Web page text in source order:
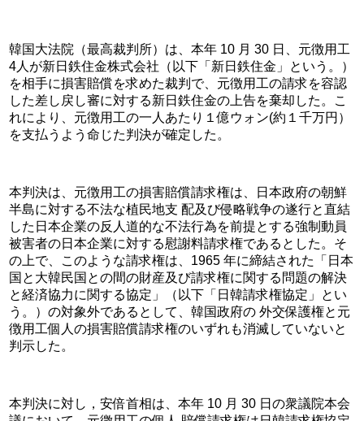
韓国大法院（最高裁判所）は、本年 10 月 30 日、元徴用工
4人が新日鉄住金株式会社（以下「新日鉄住金」という。）
を相手に損害賠償を求めた裁判で、元徴用工の請求を容認
した差し戻し審に対する新日鉄住金の上告を棄却した。こ
れにより、元徴用工の一人あたり１億ウォン(約１千万円）
を支払うよう命じた判決が確定した。
本判決は、元徴用工の損害賠償請求権は、日本政府の朝鮮
半島に対する不法な植民地支 配及び侵略戦争の遂行と直結
した日本企業の反人道的な不法行為を前提とする強制動員
被害者の日本企業に対する慰謝料請求権であるとした。そ
の上で、このような請求権は、1965 年に締結された「日本
国と大韓民国との間の財産及び請求権に関する問題の解決
と経済協力に関する協定」（以下「日韓請求権協定」とい
う。）の対象外であるとして、韓国政府の 外交保護権と元
徴用工個人の損害賠償請求権のいずれも消滅していないと
判示した。
本判決に対し，安倍首相は、本年 10 月 30 日の衆議院本会